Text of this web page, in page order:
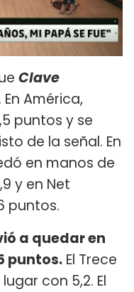
Clave
América,
puntos y se
de la señal. En
en manos de
y en Net
puntos.
a quedar en
puntos. El Trece
con 5,2. El